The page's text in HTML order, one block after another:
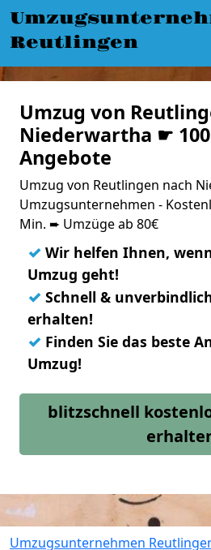
Reutlingen
Umzug von
Niederwartha ☛
Angebote
Umzug von Reutlingen nach
Umzugsunternehmen -
Min. ➨ Umzüge ab 80€
✓ Wir helfen Ihnen,
Umzug geht!
✓ Schnell &
erhalten!
✓ Finden Sie das beste
Umzug!
blitzschnell
Umzugsunternehmen